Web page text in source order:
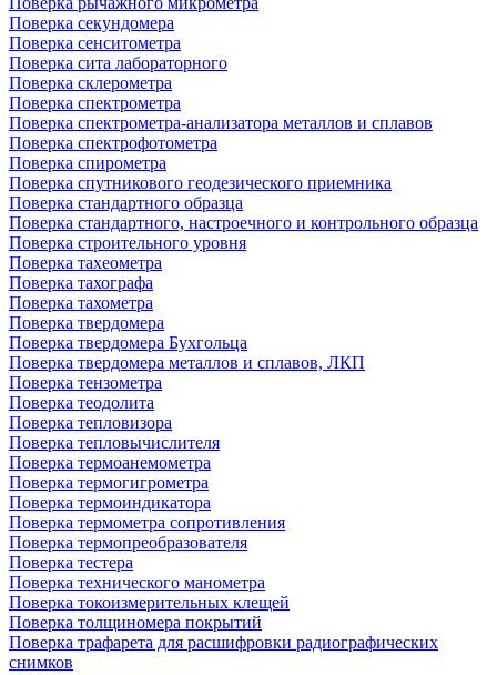
Поверка секундомера
Поверка сенситометра
Поверка сита лабораторного
Поверка склерометра
Поверка спектрометра
Поверка спектрометра-анализатора металлов и сплавов
Поверка спектрофотометра
Поверка спирометра
Поверка спутникового геодезического приемника
Поверка стандартного образца
Поверка стандартного, настроечного и контрольного образца
Поверка строительного уровня
Поверка тахеометра
Поверка тахографа
Поверка тахометра
Поверка твердомера
Поверка твердомера Бухгольца
Поверка твердомера металлов и сплавов, ЛКП
Поверка тензометра
Поверка теодолита
Поверка тепловизора
Поверка тепловычислителя
Поверка термоанемометра
Поверка термогигрометра
Поверка термоиндикатора
Поверка термометра сопротивления
Поверка термопреобразователя
Поверка тестера
Поверка технического манометра
Поверка токоизмерительных клещей
Поверка толщиномера покрытий
Поверка трафарета для расшифровки радиографических
снимков